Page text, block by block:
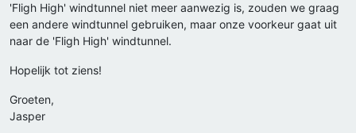
'Fligh High' windtunnel niet meer aanwezig is, zouden we graag
een andere windtunnel gebruiken, maar onze voorkeur gaat uit
naar de 'Fligh High' windtunnel.
Hopelijk tot ziens!
Groeten,
Jasper